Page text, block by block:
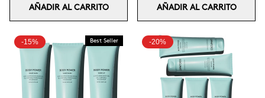
AÑADIR AL CARRITO AÑADIR AL CARRITO
-15% Best Seller -20%